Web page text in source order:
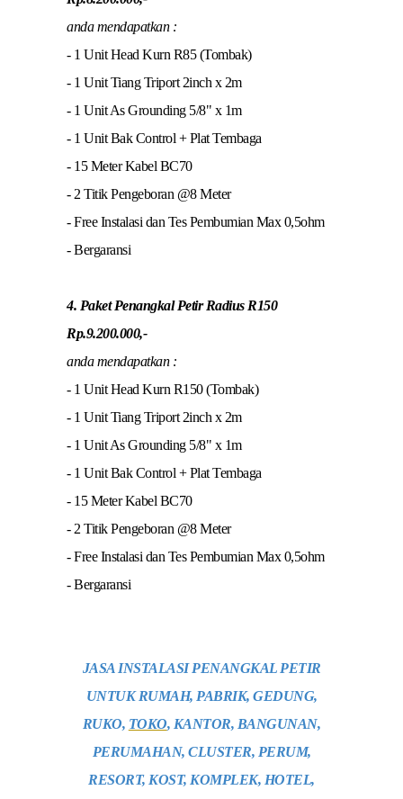
anda mendapatkan :
- 1 Unit Head Kurn R85 (Tombak)
- 1 Unit Tiang Triport 2inch x 2m
- 1 Unit As Grounding 5/8" x 1m
- 1 Unit Bak Control + Plat Tembaga
- 15 Meter Kabel BC70
- 2 Titik Pengeboran @8 Meter
- Free Instalasi dan Tes Pembumian Max 0,5ohm
- Bergaransi
4. Paket Penangkal Petir Radius R150
Rp.9.200.000,-
anda mendapatkan :
- 1 Unit Head Kurn R150 (Tombak)
- 1 Unit Tiang Triport 2inch x 2m
- 1 Unit As Grounding 5/8" x 1m
- 1 Unit Bak Control + Plat Tembaga
- 15 Meter Kabel BC70
- 2 Titik Pengeboran @8 Meter
- Free Instalasi dan Tes Pembumian Max 0,5ohm
- Bergaransi
JASA INSTALASI PENANGKAL PETIR
UNTUK RUMAH, PABRIK, GEDUNG,
RUKO, TOKO, KANTOR, BANGUNAN,
PERUMAHAN, CLUSTER, PERUM,
RESORT, KOST, KOMPLEK, HOTEL,